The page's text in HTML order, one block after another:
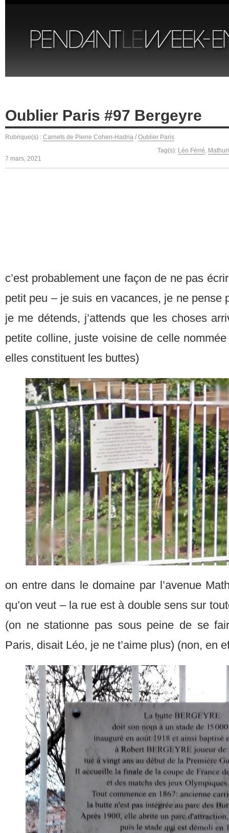
Oublier Paris #97 Bergeyre
Rubrique(s) : Carnets de Pierre Cohen-Hadria / Oublier Paris
Tag(s): Léo Férré,
7 mars, 2021
c’est probablement une façon de ne pas
petit peu – je suis en vacances, je ne pense
je me détends, j’attends que les choses
petite colline, juste voisine de celle
elles constituent les buttes)
on entre dans le domaine par l’avenue
qu’on veut – la rue est à double sens sur
(on ne stationne pas sous peine de se
Paris, disait Léo, je ne t’aime plus) (non, en